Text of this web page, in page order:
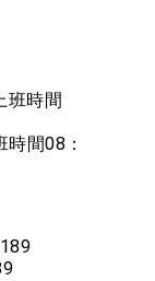
「駐鳳凰城辦
班時間
間08：